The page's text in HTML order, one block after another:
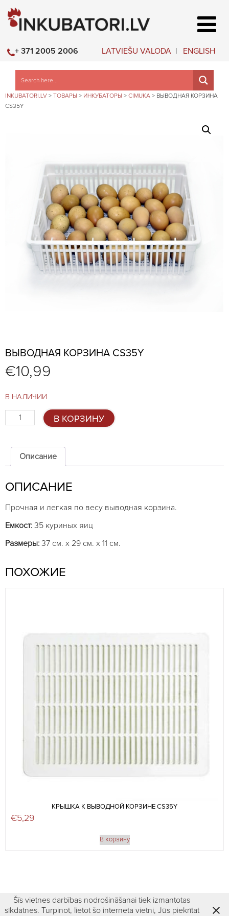
LATVIEŠU VALODA ENGLISH
+ 371 2005 2006
INKUBATORI.LV > ТОВАРЫ > ИНКУБАТОРЫ > CIMUKA > ВЫВОДНАЯ КОРЗИНА
CS35Y
ВЫВОДНАЯ КОРЗИНА CS35Y
€10,99
В НАЛИЧИИ
Количество
товара
корзина
CS35Y
В КОРЗИНУ
Описание
ОПИСАНИЕ
Прочная и легкая по весу выводная корзина.
Емкост: 35 куриных яиц
Размеры: 37 см. х 29 см. х 11 см.
ПОХОЖИЕ
КРЫШКА К ВЫВОДНОЙ КОРЗИНЕ CS35Y
€5,29
В корзину
Šīs vietnes darbības nodrošināšanai tiek izmantotas
sīkdatnes. Turpinot, lietot šo interneta vietni, Jūs piekrītat